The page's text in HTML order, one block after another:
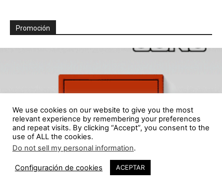
Promoción
We use cookies on our website to give you the most
relevant experience by remembering your preferences
and repeat visits. By clicking “Accept”, you consent to the
use of ALL the cookies.
Do not sell my personal information.
Configuración de cookies ACEPTAR